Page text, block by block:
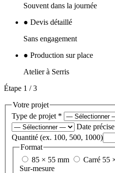
Souvent dans la journée
● Devis détaillé
Sans engagement
● Production sur place
Atelier à Serris
Étape 1 / 3
Votre projet
Type de projet *
Date précise
Quantité (ex. 100, 500, 1000)
Format
85 × 55 mm
Carré 55
Sur-mesure